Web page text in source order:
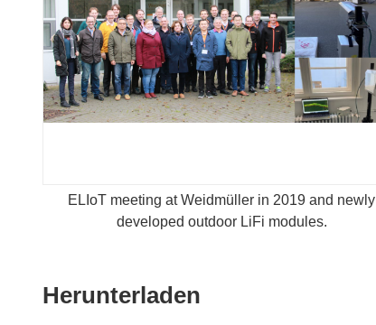
ELIoT meeting at Weidmüller in 2019 and newly
developed outdoor LiFi modules.
Herunterladen